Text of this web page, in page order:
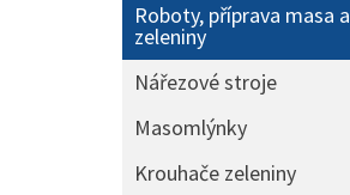
Roboty, příprava masa a
zeleniny
Nářezové stroje
Masomlýnky
Krouhače zeleniny